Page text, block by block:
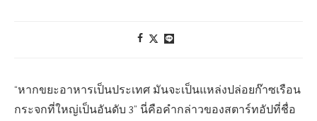
“หากขยะอาหารเป็นประเทศ มันจะเป็นแหล่งปล่อยก๊าซเรือน
กระจกที่ใหญ่เป็นอันดับ 3” นี่คือคำกล่าวของสตาร์ทอัปที่ชื่อ